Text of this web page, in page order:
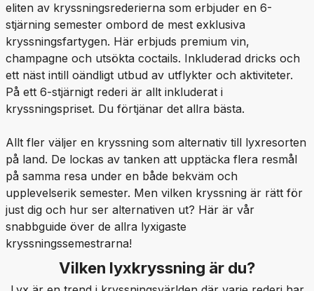
eliten av kryssningsrederierna som erbjuder en 6-
stjärning semester ombord de mest exklusiva
kryssningsfartygen. Här erbjuds premium vin,
champagne och utsökta coctails. Inkluderad dricks och
ett näst intill oändligt utbud av utflykter och aktiviteter.
På ett 6-stjärnigt rederi är allt inkluderat i
kryssningspriset. Du förtjänar det allra bästa.
Allt fler väljer en kryssning som alternativ till lyxresorten
på land. De lockas av tanken att upptäcka flera resmål
på samma resa under en både bekväm och
upplevelserik semester. Men vilken kryssning är rätt för
just dig och hur ser alternativen ut? Här är vår
snabbguide över de allra lyxigaste
kryssningssemestrarna!
Vilken lyxkryssning är du?